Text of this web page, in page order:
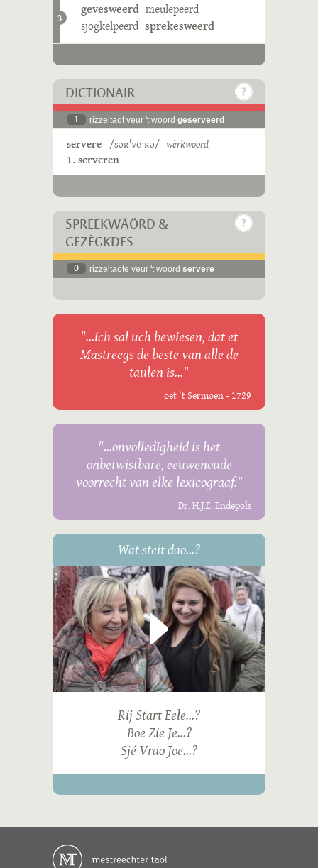
3
gevesweerd meulepeerd
sjogkelpeerd sprekesweerd
DICTIONAIR
1 rizzeltaot veur 't woord geserveerd
servere /səʀˈveˑʀə/ wèrkwoord
1. serveren
SPREEKWÄÖRD &
GEZÈGKDES
0 rizzeltaote veur 't woord servere
"...ich sal uch bewiesen, dat et
Mastreegs de beste van alle de
taulen is..."
oet 't Sermoen - 1729
"...onvolledigheid is het
onbetwistbare, eeuwenoude
voorrecht van elke lexicograaf."
Dr. H.J.E. Endepols
Wat steit dao...?
Rij Start Eele...?
Boe Zie Je...?
Sjé Vrao Joe...?